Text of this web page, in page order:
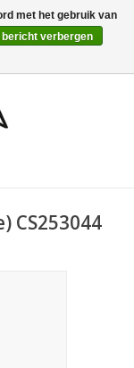
0 Artikelen - €0,00
CS253044
met het gebruik van
bericht verbergen